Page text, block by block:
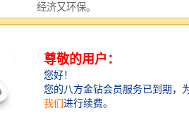
经济又环保。
我们拥有专业的生产团队和丰富的
客户的具体要求进行个性化定制。